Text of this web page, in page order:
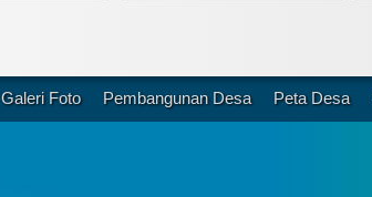
Galeri Foto Pembangunan Desa Peta Desa